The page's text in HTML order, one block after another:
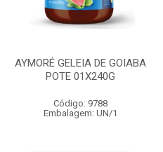
AYMORÉ GELEIA DE GOIABA
POTE 01X240G
Código: 9788
Embalagem: UN/1